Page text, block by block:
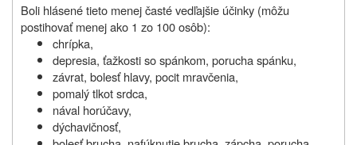
Boli hlásené tieto menej časté vedľajšie účinky (môžu
postihovať menej ako 1 zo 100 osôb):
chrípka,
depresia, ťažkosti so spánkom, porucha spánku,
závrat, bolesť hlavy, pocit mravčenia,
pomalý tlkot srdca,
nával horúčavy,
dýchavičnosť,